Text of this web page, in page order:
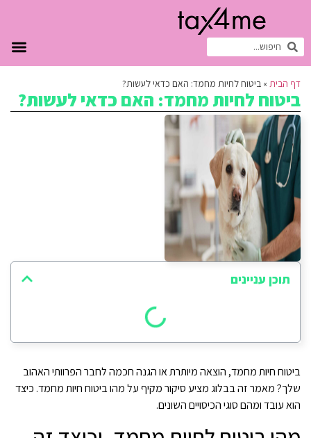
דף הבית » ביטוח לחיות מחמד: האם כדאי לעשות?
ביטוח לחיות מחמד: האם כדאי לעשות?
תוכן עניינים
ביטוח חיות מחמד, הוצאה מיותרת או הגנה חכמה לחבר הפרוותי האהוב
שלך? מאמר זה בבלוג מציע סיקור מקיף על מהו ביטוח חיות מחמד. כיצד
הוא עובד ומהם סוגי הכיסויים השונים.